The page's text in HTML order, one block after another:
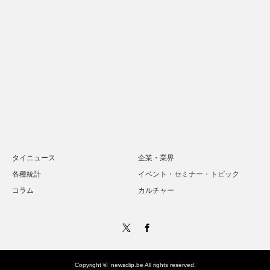
タイニュース
企業・業界
各種統計
イベント・セミナー・トピック
コラム
カルチャー
Copyright © newsclip.be All rights reserved.